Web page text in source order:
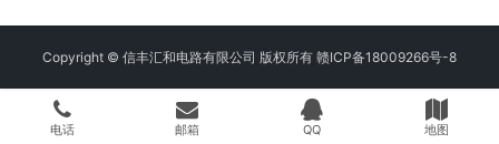
Copyright © 信丰汇和电路有限公司 版权所有 赣ICP备18009266号-8
电话 邮箱 QQ 地图